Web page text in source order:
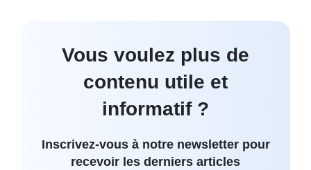
Vous voulez plus de
contenu utile et
informatif ?
Inscrivez-vous à notre newsletter pour
recevoir les derniers articles